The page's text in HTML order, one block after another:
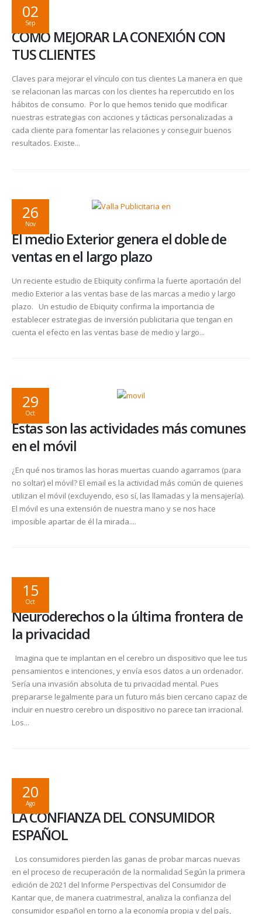
02
Sep
CÓMO MEJORAR LA CONEXIÓN CON
TUS CLIENTES
Claves para mejorar el vínculo con tus clientes La manera en que
se relacionan las marcas con los clientes ha repercutido en los
hábitos de consumo. Por lo que hemos tenido que modificar
nuestras estrategias con acciones y tácticas personalizadas a
cada cliente para fomentar las relaciones y conseguir buenos
resultados. Existe...
26
Nov
El medio Exterior genera el doble de
ventas en el largo plazo
Un reciente estudio de Ebiquity confirma la fuerte aportación del
medio Exterior a las ventas base de las marcas a medio y largo
plazo. Un estudio de Ebiquity confirma la importancia de
establecer estrategias de inversión publicitaria que tengan en
cuenta el efecto en las ventas base de medio y largo...
29
Oct
Estas son las actividades más comunes
en el móvil
¿En qué nos tiramos las horas muertas cuando agarramos (para
no soltar) el móvil? El email es la actividad más común de quienes
utilizan el móvil (excluyendo, eso sí, las llamadas y la mensajería).
El móvil es una extensión de nuestra mano y se nos hace
imposible apartar de él la mirada....
15
Oct
Neuroderechos o la última frontera de
la privacidad
Imagina que te implantan en el cerebro un dispositivo que lee tus
pensamientos e intenciones, y envía esos datos a un ordenador.
Sería una invasión absoluta de tu privacidad mental. Pues
prepararse legalmente para un futuro más bien cercano capaz de
incluir en nuestro cerebro un dispositivo no parece tan irracional.
Los...
20
Ago
LA CONFIANZA DEL CONSUMIDOR
ESPAÑOL
Los consumidores pierden las ganas de probar marcas nuevas
en el proceso de recuperación de la normalidad Según la primera
edición de 2021 del Informe Perspectivas del Consumidor de
Kantar que, de manera cuatrimestral, analiza la confianza del
consumidor español en torno a la economía propia y del país,